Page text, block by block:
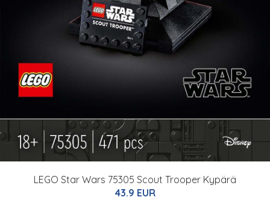
LEGO Star Wars 75305 Scout Trooper Kypärä
43.9 EUR